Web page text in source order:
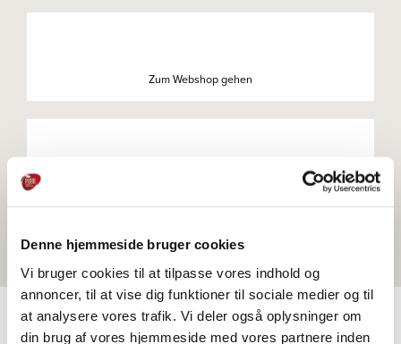
Denne hjemmeside bruger cookies
Vi bruger cookies til at tilpasse vores indhold og
annoncer, til at vise dig funktioner til sociale medier og til
at analysere vores trafik. Vi deler også oplysninger om
din brug af vores hjemmeside med vores partnere inden
Zum Webshop gehen